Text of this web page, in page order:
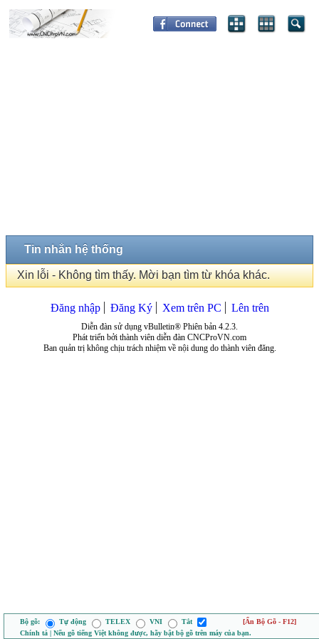
Tin nhắn hệ thống
Xin lỗi - Không tìm thấy. Mời bạn tìm từ khóa khác.
Đăng nhập Đăng Ký Xem trên PC Lên trên
Diễn đàn sử dụng vBulletin® Phiên bản 4.2.3.
Phát triển bởi thành viên diễn đàn CNCProVN.com
Ban quản trị không chịu trách nhiệm về nội dung do thành viên đăng.
Bộ gõ: Tự động TELEX VNI Tắt
[Ẩn Bộ Gõ - F12]
Chính tả | Nếu gõ tiếng Việt không được, hãy bật bộ gõ trên máy của bạn.